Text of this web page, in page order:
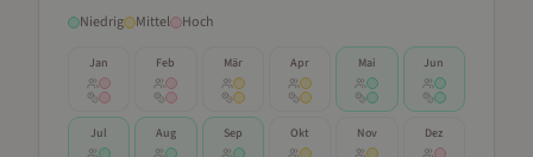
Niedrig
Mittel Hoch
Jan Feb Mär Apr Mai Jun
Jul Aug Sep Okt Nov Dez